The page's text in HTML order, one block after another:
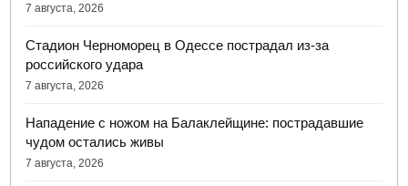
7 августа, 2026
Стадион Черноморец в Одессе пострадал из-за
российского удара
7 августа, 2026
Нападение с ножом на Балаклейщине: пострадавшие
чудом остались живы
7 августа, 2026